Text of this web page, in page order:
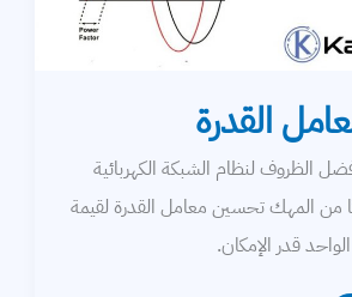
القدرة
الظروف لنظام الشبكة الكهربائية
من المهك تحسين معامل القدرة لقيمة
قدر الإمكان.